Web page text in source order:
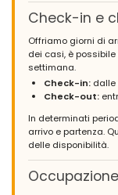
Check-in e
Offriamo giorni di
dei casi, è
settimana.
Check-in: dalle
Check-out:
In determinati
arrivo e partenza.
delle disponibilità.